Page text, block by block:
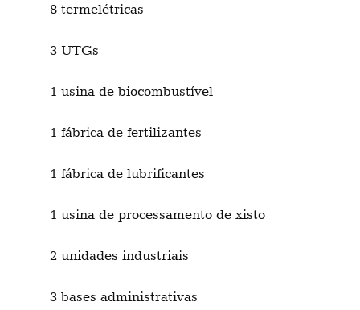
8 termelétricas
3 UTGs
1 usina de biocombustível
1 fábrica de fertilizantes
1 fábrica de lubrificantes
1 usina de processamento de xisto
2 unidades industriais
3 bases administrativas